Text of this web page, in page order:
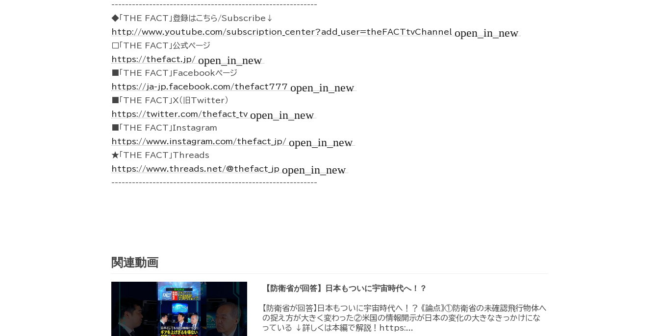
------------------------------------------------------------
◆「THE FACT」登録はこちら/Subscribe↓
http://www.youtube.com/subscription_center?add_user=theFACTtvChannel open_in_new
□「THE FACT」公式ページ
https://thefact.jp/ open_in_new
■「THE FACT」Facebookページ
https://ja-jp.facebook.com/thefact777 open_in_new
■「THE FACT」X（旧Twitter）
https://twitter.com/thefact_tv open_in_new
■「THE FACT」Instagram
https://www.instagram.com/thefact_jp/ open_in_new
★「THE FACT」Threads
https://www.threads.net/@thefact_jp open_in_new
------------------------------------------------------------
関連動画
【防衛省が回答】日本もついに宇宙時代へ！？
【防衛省が回答】日本もついに宇宙時代へ！？ 《論点》①防衛省の未確認飛行物体へ
の捉え方が大きく変わった②米国の情報開示が日本の変化の大きなきっかけにな
っている ↓詳しくは本編で解説！https:...